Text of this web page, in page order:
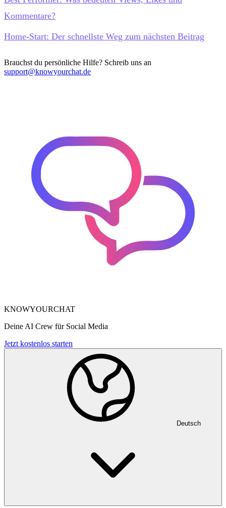
Kommentare?
Home-Start: Der schnellste Weg zum nächsten Beitrag
Brauchst du persönliche Hilfe? Schreib uns an
support@knowyourchat.de
KNOWYOURCHAT
Deine AI Crew für Social Media
Jetzt kostenlos starten
Deutsch